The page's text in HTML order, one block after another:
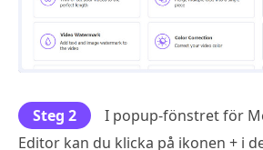
Steg 2
I popup-fönstret för
Editor kan du klicka på ikonen + i